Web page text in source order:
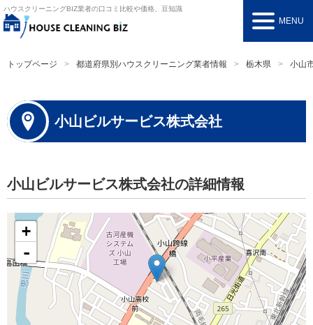
ハウスクリーニングBIZ業者の口コミ比較や価格、豆知識
MENU
トップページ 都道府県別ハウスクリーニング業者情報 栃木県 小山
小山ビルサービス株式会社
小山ビルサービス株式会社の詳細情報
+
-